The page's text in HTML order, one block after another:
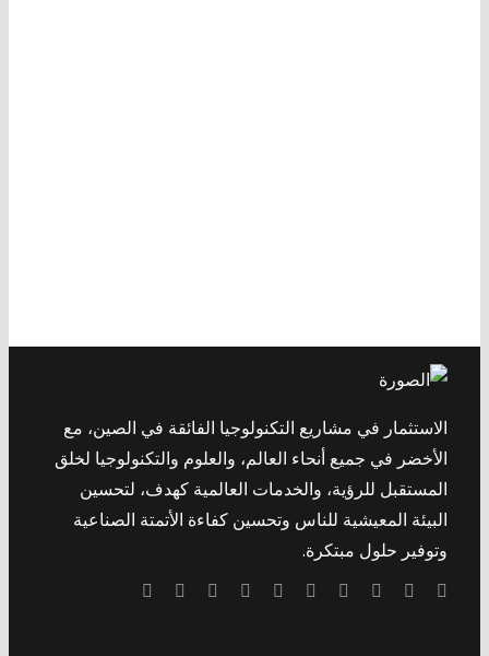
الاستثمار في مشاريع التكنولوجيا الفائقة في الصين، مع
الأخضر في جميع أنحاء العالم، والعلوم والتكنولوجيا لخلق
المستقبل للرؤية، والخدمات العالمية كهدف، لتحسين
البيئة المعيشية للناس وتحسين كفاءة الأتمتة الصناعية
وتوفير حلول مبتكرة.